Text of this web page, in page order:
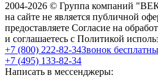
2004-2026 © Группа компаний
на сайте не является публичной
предоставляете Согласие на
и соглашаетесь с Политикой
+7 (800) 222-82-34Звонок
+7 (495) 133-82-34
Написать в мессенджеры: